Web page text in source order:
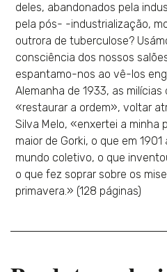
deles, abandonados pela
pela pós- -industrialização,
outrora de tuberculose?
consciência dos nossos
espantamo-nos ao vê-los
Alemanha de 1933, as
«restaurar a ordem», voltar
Silva Melo, «enxertei a minha
maior de Gorki, o que em
mundo coletivo, o que
o que fez soprar sobre os
primavera.» (128 páginas)